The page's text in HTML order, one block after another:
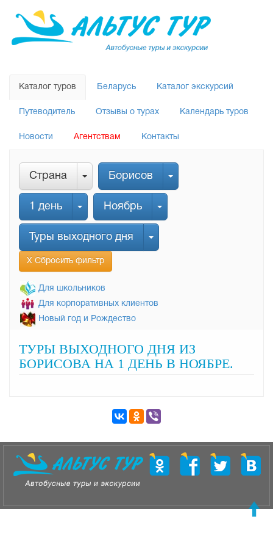
Каталог туров Беларусь Каталог экскурсий
Путеводитель Отзывы о турах Календарь туров
Новости Агентствам Контакты
Страна Борисов
1 день Ноябрь
Туры выходного дня
Х Сбросить фильтр
Для школьников
Для корпоративных клиентов
Новый год и Рождество
ТУРЫ ВЫХОДНОГО ДНЯ ИЗ
БОРИСОВА НА 1 ДЕНЬ В НОЯБРЕ.